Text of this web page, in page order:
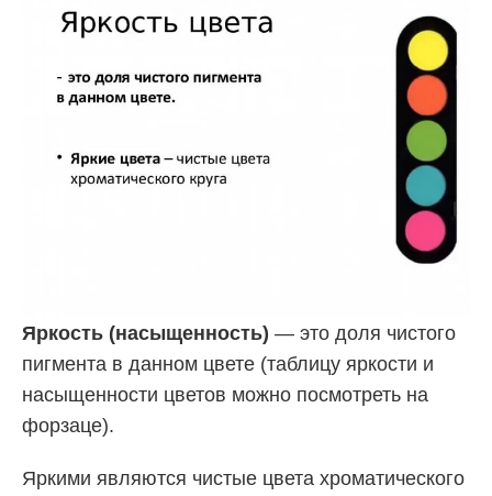
Яркость (насыщенность) — это доля чистого
пигмента в данном цвете (таблицу яркости и
насыщенности цветов можно посмотреть на
форзаце).
Яркими являются чистые цвета хроматического